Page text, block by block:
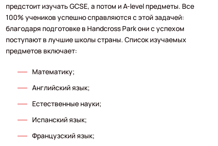
предстоит изучать GCSE, а потом и A-level предметы. Все
100% учеников успешно справляются с этой задачей:
благодаря подготовке в Handcross Park они с успехом
поступают в лучшие школы страны. Список изучаемых
предметов включает:
Математику;
Английский язык;
Естественные науки;
Испанский язык;
Французский язык;